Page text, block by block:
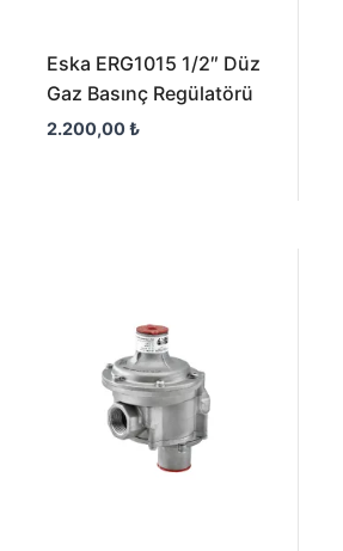
Eska ERG1015 1/2″ Düz
Gaz Basınç Regülatörü
2.200,00₺